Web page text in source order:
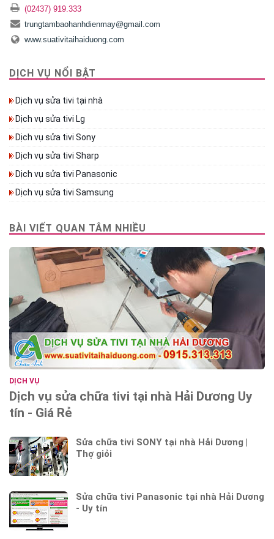
(02437) 919.333
trungtambaohanhdienmay@gmail.com
www.suativitaihaiduong.com
DỊCH VỤ NỔI BẬT
Dịch vụ sửa tivi tại nhà
Dịch vụ sửa tivi Lg
Dịch vụ sửa tivi Sony
Dịch vụ sửa tivi Sharp
Dịch vụ sửa tivi Panasonic
Dịch vụ sửa tivi Samsung
BÀI VIẾT QUAN TÂM NHIỀU
DỊCH VỤ
Dịch vụ sửa chữa tivi tại nhà Hải Dương Uy
tín - Giá Rẻ
Sửa chữa tivi SONY tại nhà Hải Dương |
Thợ giỏi
Sửa chữa tivi Panasonic tại nhà Hải Dương
- Uy tín